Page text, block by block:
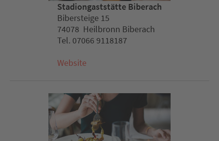
Stadiongaststätte Biberach
Bibersteige 15
74078 Heilbronn Biberach
Tel. 07066 9118187
Website